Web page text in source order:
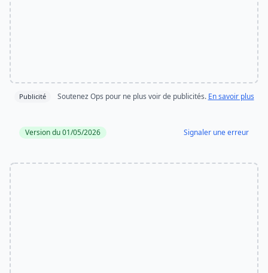
Publicité Soutenez Ops pour ne plus voir de publicités. En savoir plus
Version du 01/05/2026 Signaler une erreur